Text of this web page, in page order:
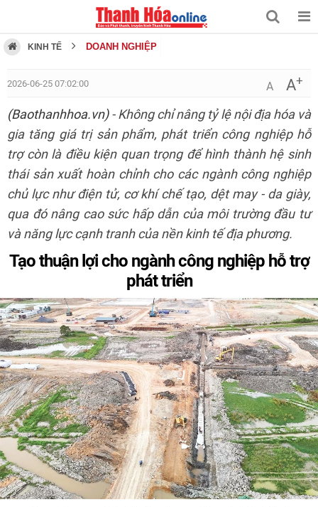
KINH TẾ DOANH NGHIỆP
2026-06-25 07:02:00 A A+
(Baothanhhoa.vn)- Không chỉ nâng tỷ lệ nội địa hóa và
gia tăng giá trị sản phẩm, phát triển công nghiệp hỗ
trợ còn là điều kiện quan trọng để hình thành hệ sinh
thái sản xuất hoàn chỉnh cho các ngành công nghiệp
chủ lực như điện tử, cơ khí chế tạo, dệt may - da giày,
qua đó nâng cao sức hấp dẫn của môi trường đầu tư
và năng lực cạnh tranh của nền kinh tế địa phương.
Tạo thuận lợi cho ngành công nghiệp hỗ trợ
phát triển